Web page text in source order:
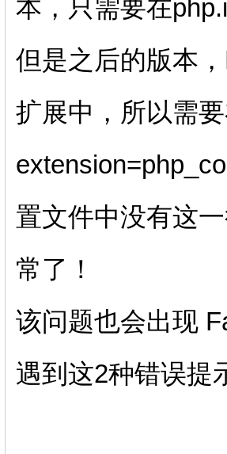
本，只需要在
但是之后的版本
扩展中，所以需
置文件中没有这
常了！
该问题也会出现
遇到这2种错误提